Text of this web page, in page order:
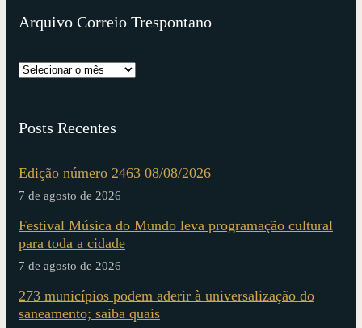
Arquivo Correio Trespontano
Posts Recentes
Edição número 2463 08/08/2026
7 de agosto de 2026
Festival Música do Mundo leva programação cultural
para toda a cidade
7 de agosto de 2026
273 municípios podem aderir à universalização do
saneamento; saiba quais